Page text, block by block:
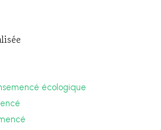
écologique